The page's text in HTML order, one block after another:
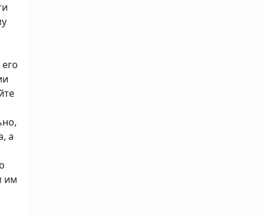
а
им